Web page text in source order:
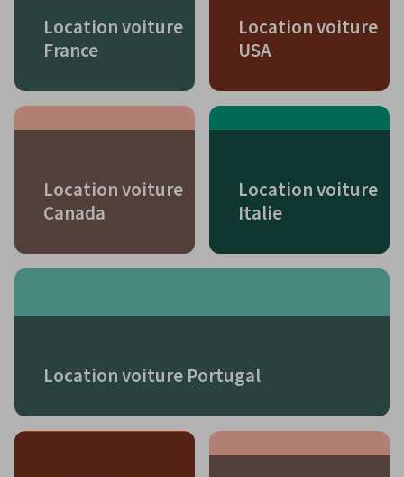
Location voiture
France
Location voiture
USA
Location voiture
Canada
Location voiture
Italie
Location voiture Portugal